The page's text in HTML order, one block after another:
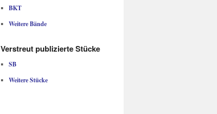
BKT
Weitere Bände
Verstreut publizierte Stücke
SB
Weitere Stücke